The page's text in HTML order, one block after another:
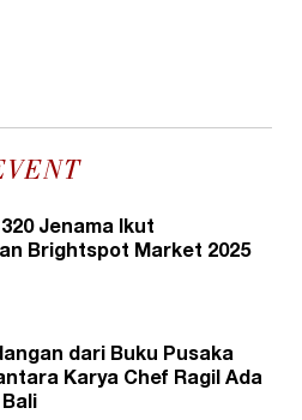
Jenama Ikut
Brightspot Market 2025
dari Buku Pusaka
Karya Chef Ragil Ada